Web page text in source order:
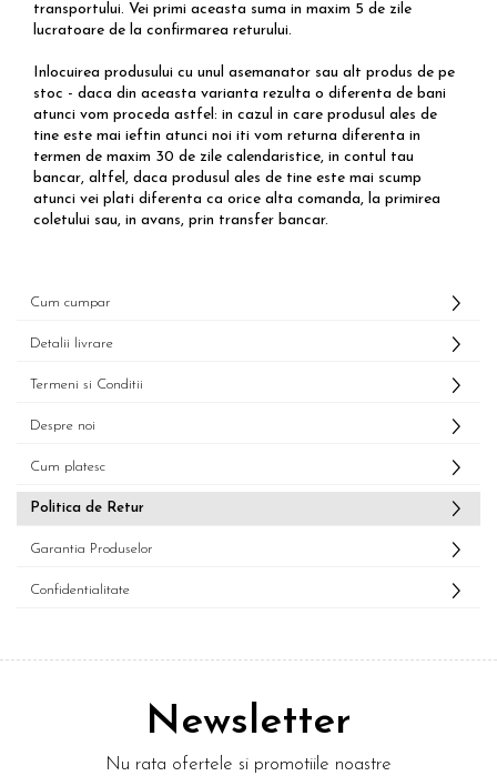
transportului. Vei primi aceasta suma in maxim 5 de zile
lucratoare de la confirmarea returului.
Inlocuirea produsului cu unul asemanator sau alt produs de pe
stoc - daca din aceasta varianta rezulta o diferenta de bani
atunci vom proceda astfel: in cazul in care produsul ales de
tine este mai ieftin atunci noi iti vom returna diferenta in
termen de maxim 30 de zile calendaristice, in contul tau
bancar, altfel, daca produsul ales de tine este mai scump
atunci vei plati diferenta ca orice alta comanda, la primirea
coletului sau, in avans, prin transfer bancar.
Cum cumpar
Detalii livrare
Termeni si Conditii
Despre noi
Cum platesc
Politica de Retur
Garantia Produselor
Confidentialitate
Newsletter
Nu rata ofertele si promotiile noastre